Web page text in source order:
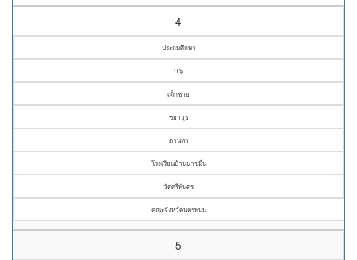
4
ประถมศึกษา
ป.๖
เด็กชาย
ชยาวุธ
ดานหา
โรงเรียนบ้านนาขมิ้น
วัดศรีพันดร
คณะจังหวัดนครพนม
5